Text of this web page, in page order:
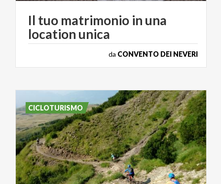
Il tuo matrimonio in una
location unica
da CONVENTO DEI NEVERI
CICLOTURISMO